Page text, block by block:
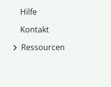
Hilfe
Kontakt
Ressourcen